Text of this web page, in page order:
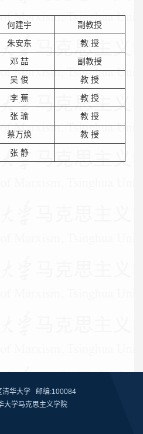
何建宇
副教授
朱安东
教 授
邓 喆 副教授
吴 俊
教 授
李 蕉
教 授
张 瑜
教 授
蔡万焕
教 授
张 静
清华大学 邮编:100084
大学马克思主义学院